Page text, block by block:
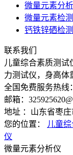
微量元素分
微量元素检
钙铁锌硒检
联系我们
儿童综合素质测试
力测试仪，身高体
全国免费服务热线
邮箱：
地址 ：山东省枣
您的位置：
儿童
仪
微量元素分析仪